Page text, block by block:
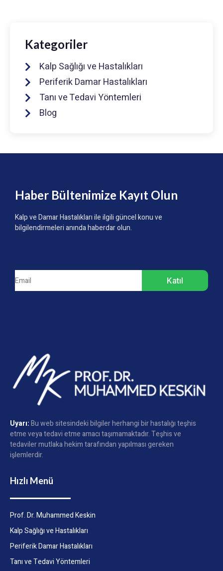
Kategoriler
Kalp Sağlığı ve Hastalıkları
Periferik Damar Hastalıkları
Tanı ve Tedavi Yöntemleri
Blog
Haber Bültenimize Kayıt Olun
Kalp ve Damar Hastalıkları ile ilgili güncel konu ve
bilgilendirmeleri anında haberdar olun.
Katıl
Uyarı:Bu web sitesindeki bilgiler herhangi bir hastalığı teşhis
etme veya tedavi etme amacı taşımamaktadır. Teşhis ve
tedaviler mutlaka hekim tarafından yapılması gereken
işlemlerdir.
Hızlı Menü
Prof. Dr. Muhammed Keskin
Kalp Sağlığı ve Hastalıkları
Periferik Damar Hastalıkları
Tanı ve Tedavi Yöntemleri